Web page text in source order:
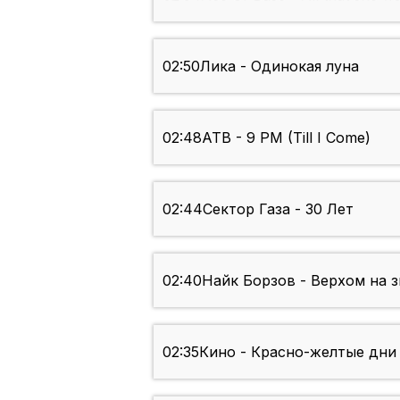
02:50Лика - Одинокая луна
02:48ATB - 9 PM (Till I Come)
02:44Сектор Газа - 30 Лет
02:40Найк Борзов - Верхом на
02:35Кино - Красно-желтые дни